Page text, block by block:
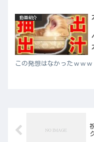
動画紹介
この発想はなかったｗｗｗ